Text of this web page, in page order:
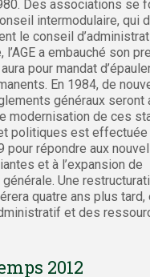
Des associations se
intermodulaire, qui
le conseil
l’AGE a embauché son
pour mandat
En 1984, de
généraux seront
modernisation de ces
politiques est effectuée
pour répondre aux
et à l’expansion de
générale. Une
quatre ans plus tard,
et des
2012